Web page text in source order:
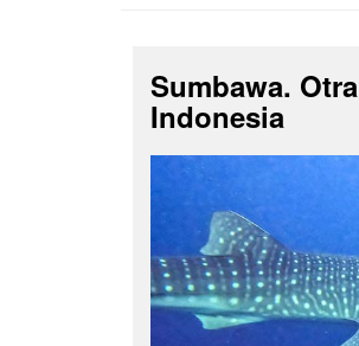
Sumbawa.
Indonesia